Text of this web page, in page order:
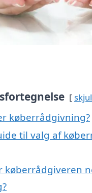
skjul
køberrådgivning?
til valg af
køberrådgiveren